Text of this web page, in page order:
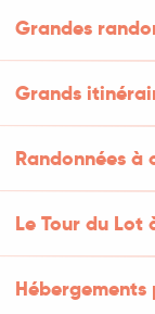
Grandes
Grands
Randonnées
Le Tour du Lot